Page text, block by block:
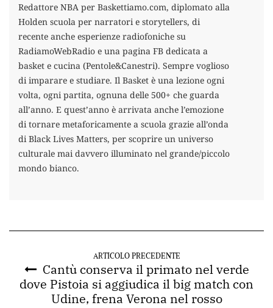
Redattore NBA per Baskettiamo.com, diplomato alla
Holden scuola per narratori e storytellers, di
recente anche esperienze radiofoniche su
RadiamoWebRadio e una pagina FB dedicata a
basket e cucina (Pentole&Canestri). Sempre voglioso
di imparare e studiare. Il Basket è una lezione ogni
volta, ogni partita, ognuna delle 500+ che guarda
all’anno. E quest’anno è arrivata anche l’emozione
di tornare metaforicamente a scuola grazie all’onda
di Black Lives Matters, per scoprire un universo
culturale mai davvero illuminato nel grande/piccolo
mondo bianco.
ARTICOLO PRECEDENTE
Cantù conserva il primato nel verde
dove Pistoia si aggiudica il big match con
Udine, frena Verona nel rosso